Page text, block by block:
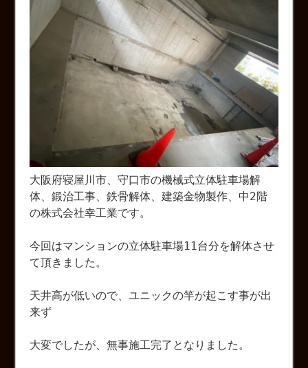
大阪府寝屋川市、守口市の機械式立体駐車場解
体、鍛治工事、鉄骨解体、建築金物製作、中2階
の株式会社幸工業です。
今回はマンションの立体駐車場11台分を解体させ
て頂きました。
天井高が低いので、ユニックの竿が起こす事が出
来ず
大変でしたが、無事施工完了となりました。